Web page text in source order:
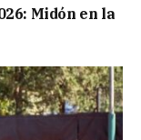
Midón en la